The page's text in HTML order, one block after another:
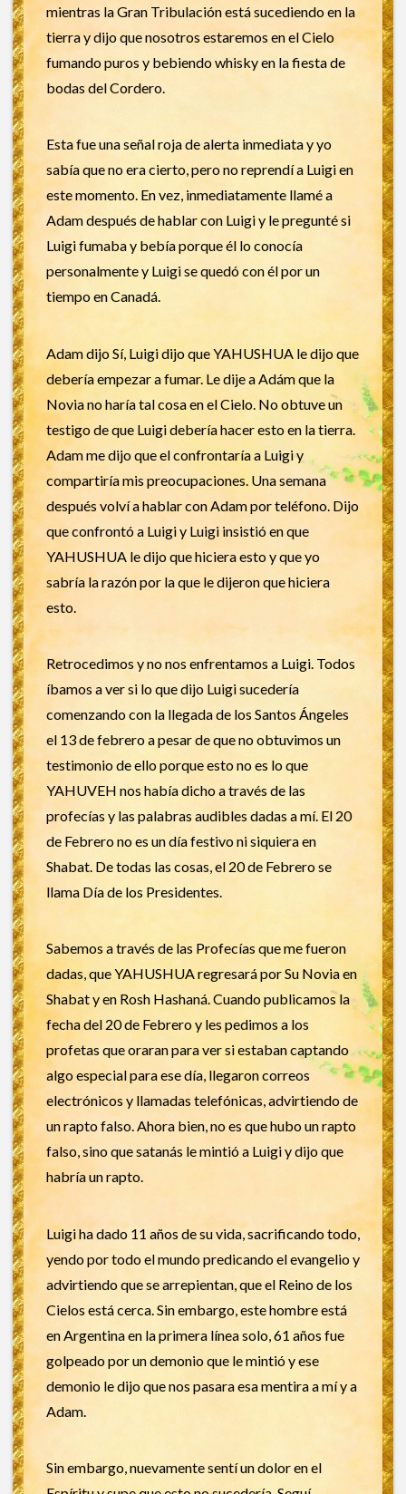
mientras la Gran Tribulación está sucediendo en la
tierra y dijo que nosotros estaremos en el Cielo
fumando puros y bebiendo whisky en la fiesta de
bodas del Cordero.
Esta fue una señal roja de alerta inmediata y yo
sabía que no era cierto, pero no reprendí a Luigi en
este momento. En vez, inmediatamente llamé a
Adam después de hablar con Luigi y le pregunté si
Luigi fumaba y bebía porque él lo conocía
personalmente y Luigi se quedó con él por un
tiempo en Canadá.
Adam dijo Sí, Luigi dijo que YAHUSHUA le dijo que
debería empezar a fumar. Le dije a Adám que la
Novia no haría tal cosa en el Cielo. No obtuve un
testigo de que Luigi debería hacer esto en la tierra.
Adam me dijo que el confrontaría a Luigi y
compartiría mis preocupaciones. Una semana
después volví a hablar con Adam por teléfono. Dijo
que confrontó a Luigi y Luigi insistió en que
YAHUSHUA le dijo que hiciera esto y que yo
sabría la razón por la que le dijeron que hiciera
esto.
Retrocedimos y no nos enfrentamos a Luigi. Todos
íbamos a ver si lo que dijo Luigi sucedería
comenzando con la llegada de los Santos Ángeles
el 13 de febrero a pesar de que no obtuvimos un
testimonio de ello porque esto no es lo que
YAHUVEH nos había dicho a través de las
profecías y las palabras audibles dadas a mí. El 20
de Febrero no es un día festivo ni siquiera en
Shabat. De todas las cosas, el 20 de Febrero se
llama Día de los Presidentes.
Sabemos a través de las Profecías que me fueron
dadas, que YAHUSHUA regresará por Su Novia en
Shabat y en Rosh Hashaná. Cuando publicamos la
fecha del 20 de Febrero y les pedimos a los
profetas que oraran para ver si estaban captando
algo especial para ese día, llegaron correos
electrónicos y llamadas telefónicas, advirtiendo de
un rapto falso. Ahora bien, no es que hubo un rapto
falso, sino que satanás le mintió a Luigi y dijo que
habría un rapto.
Luigi ha dado 11 años de su vida, sacrificando todo,
yendo por todo el mundo predicando el evangelio y
advirtiendo que se arrepientan, que el Reino de los
Cielos está cerca. Sin embargo, este hombre está
en Argentina en la primera línea solo, 61 años fue
golpeado por un demonio que le mintió y ese
demonio le dijo que nos pasara esa mentira a mí y a
Adam.
Sin embargo, nuevamente sentí un dolor en el